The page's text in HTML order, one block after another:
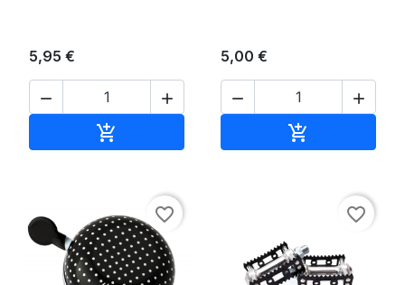
5,95 €
 

5,00 €
 

favorite_border favorite_border